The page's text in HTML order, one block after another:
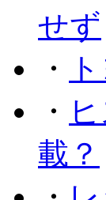
せず
・
・
載？